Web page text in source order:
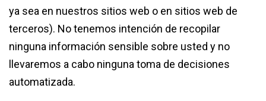
ya sea en nuestros sitios web o en sitios web de
terceros). No tenemos intención de recopilar
ninguna información sensible sobre usted y no
llevaremos a cabo ninguna toma de decisiones
automatizada.